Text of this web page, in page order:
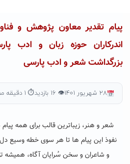
پیام تقدیر معاون پژوهش و
اندرکاران حوزه زبان و ادب
بزرگداشت شعر و ادب پارسی
۲۸ شهریور ۱۴۰۱ 👁 ۱۶ بازدید ⏱ ۱ دقیقه مطالعه
شعر و هنر، زیباترین قالب برای همه
نفوذ این پیام ها تا هر سوی خطه وسیع
و شاعران و سخن سُرایان آگاه، همیشه